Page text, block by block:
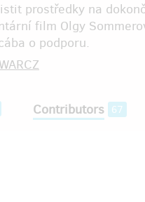
prostředky na
film Olgy
o podporu.
Contributors 67